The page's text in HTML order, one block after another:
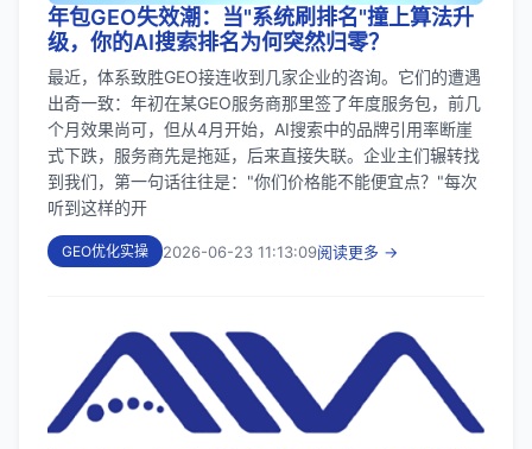
年包GEO失效潮：当"系统刷排名"撞上算法升
级，你的AI搜索排名为何突然归零？
最近，体系致胜GEO接连收到几家企业的咨询。它们的遭遇
出奇一致：年初在某GEO服务商那里签了年度服务包，前几
个月效果尚可，但从4月开始，AI搜索中的品牌引用率断崖
式下跌，服务商先是拖延，后来直接失联。企业主们辗转找
到我们，第一句话往往是："你们价格能不能便宜点？"每次
听到这样的开
GEO优化实操 2026-06-23 11:13:09阅读更多 →